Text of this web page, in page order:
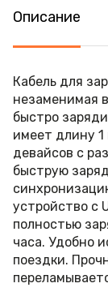
Описание
Кабель для
незаменимая
быстро
имеет длину
девайсов с
быструю
устройство с
полностью
часа. Удобно
поездки.